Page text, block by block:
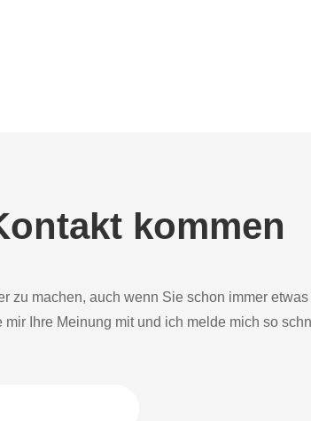
kommen
zu machen, auch wenn Sie schon immer
Ihre Meinung mit und ich melde mich so